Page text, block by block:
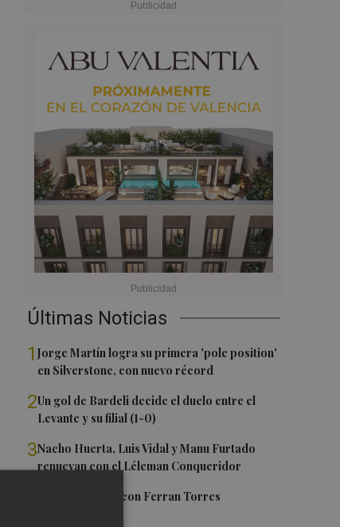
Últimas Noticias
1Jorge Martín logra su primera 'pole position'
en Silverstone, con nuevo récord
2Un gol de Bardeli decide el duelo entre el
Levante y su filial (1-0)
3Nacho Huerta, Luis Vidal y Manu Furtado
renuevan con el Léleman Conqueridor
Foios se vuelca con Ferran Torres